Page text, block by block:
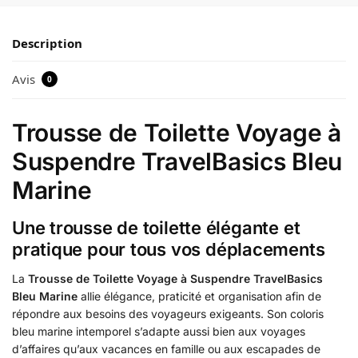
Description
Avis 0
Trousse de Toilette Voyage à
Suspendre TravelBasics Bleu
Marine
Une trousse de toilette élégante et
pratique pour tous vos déplacements
La Trousse de Toilette Voyage à Suspendre TravelBasics
Bleu Marine allie élégance, praticité et organisation afin de
répondre aux besoins des voyageurs exigeants. Son coloris
bleu marine intemporel s’adapte aussi bien aux voyages
d’affaires qu’aux vacances en famille ou aux escapades de